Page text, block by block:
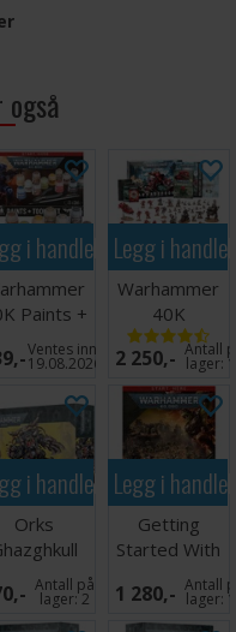
i handlekurven
Paints +
Tools Set
Ventes inn
19.08.2026
Legg i
Warhammer
40K
Armageddon
2 250,- Antall
lager:
i handlekurven
Orks
ThrakaAntall på
lager:2
Legg i
Getting
Started With
Orks
1 280,- Antall
lager: